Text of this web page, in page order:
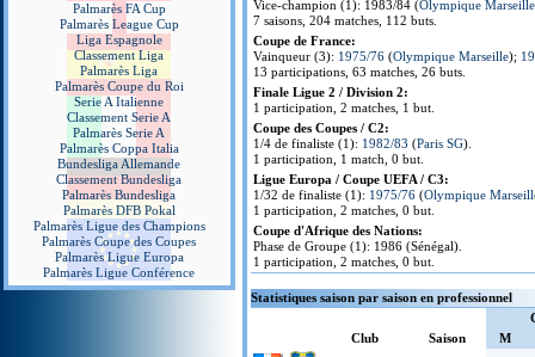
Palmarès FA Cup
Palmarès League Cup
Liga Espagnole
Classement Liga
Palmarès Liga
Palmarès Coupe du Roi
Serie A Italienne
Classement Serie A
Palmarès Serie A
Palmarès Coppa Italia
Bundesliga Allemande
Classement Bundesliga
Palmarès Bundesliga
Palmarès DFB Pokal
Palmarès Ligue des Champions
Palmarès Coupe des Coupes
Palmarès Ligue Europa
Palmarès Ligue Conférence
Vice-champion (1): 1983/84 (Olympique Marseille
7 saisons, 204 matches, 112 buts.
Coupe de France:
Vainqueur (3): 1975/76 (Olympique Marseille);
13 participations, 63 matches, 26 buts.
Finale Ligue 2 / Division 2:
1 participation, 2 matches, 1 but.
Coupe des Coupes / C2:
1/4 de finaliste (1): 1982/83 (Paris SG).
1 participation, 1 match, 0 but.
Ligue Europa / Coupe UEFA / C3:
1/32 de finaliste (1): 1975/76 (Olympique
1 participation, 2 matches, 0 but.
Coupe d'Afrique des Nations:
Phase de Groupe (1): 1986 (Sénégal).
1 participation, 2 matches, 0 but.
Statistiques saison par saison en professionnel
Club
Saison
M